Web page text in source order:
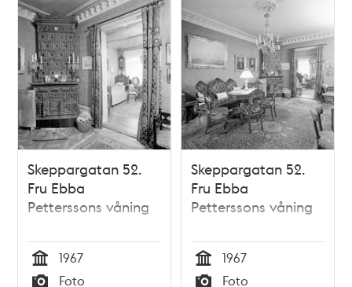
Skeppargatan 52.
Fru Ebba
Petterssons våning
Tid
1967
Foto
Skeppargatan 52.
Fru Ebba
Petterssons våning
Tid
1967
Foto